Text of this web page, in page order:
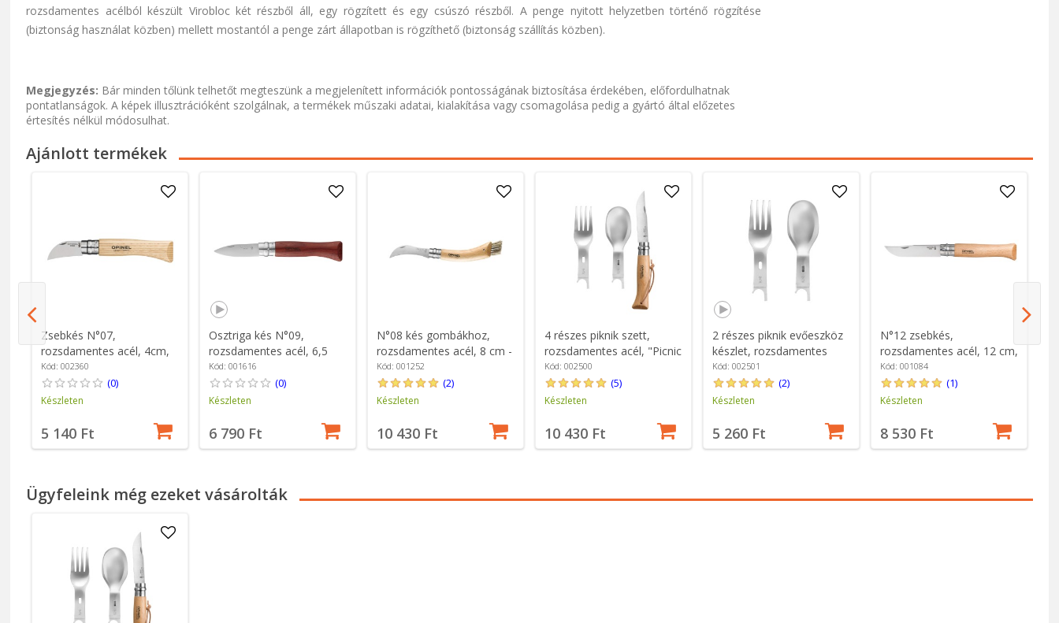
rozsdamentes acélból készült Virobloc két részből áll, egy rögzített és egy csúszó részből. A penge nyitott helyzetben történő rögzítése
(biztonság használat közben) mellett mostantól a penge zárt állapotban is rögzíthető (biztonság szállítás közben).
Megjegyzés: Bár minden tőlünk telhetőt megteszünk a megjelenített információk pontosságának biztosítása érdekében, előfordulhatnak
pontatlanságok. A képek illusztrációként szolgálnak, a termékek műszaki adatai, kialakítása vagy csomagolása pedig a gyártó által előzetes
értesítés nélkül módosulhat.
Ajánlott termékek
Zsebkés N°07,
rozsdamentes acél, 4cm,
"Nomad Cooking" - Opinel
Kód: 002360
(0)
Készleten
5 140 Ft
Osztriga kés N°09,
rozsdamentes acél, 6,5
cm, "Nomad Cooking",
Padouk - Opinel
Kód: 001616
(0)
Készleten
6 790 Ft
N°08 kés gombákhoz,
rozsdamentes acél, 8 cm -
Opinel
Kód: 001252
(2)
Készleten
10 430 Ft
4 részes piknik szett,
rozsdamentes acél, "Picnic
Plus" - Opinel
Kód: 002500
(5)
Készleten
10 430 Ft
2 részes piknik evőeszköz
készlet, rozsdamentes
acél, "Picnic Plus" - Opinel
Kód: 002501
(2)
Készleten
5 260 Ft
N°12 zsebkés,
rozsdamentes acél, 12 cm,
"Tradition Inox" - Opinel
Kód: 001084
(1)
Készleten
8 530 Ft
Ügyfeleink még ezeket vásárolták